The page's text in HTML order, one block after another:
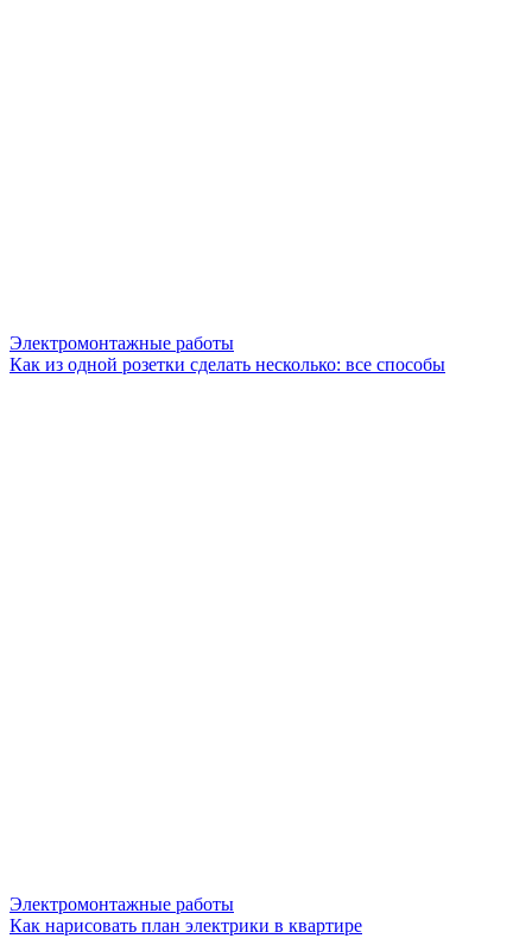
Электромонтажные работы
Как из одной розетки сделать несколько: все способы
Электромонтажные работы
Как нарисовать план электрики в квартире